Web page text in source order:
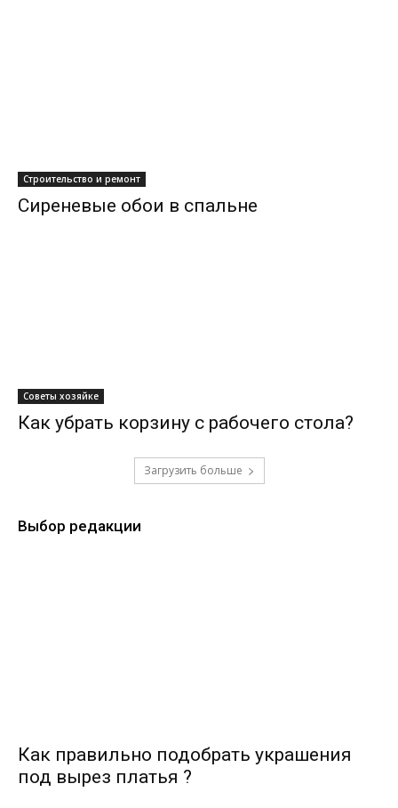
Строительство и ремонт
Сиреневые обои в спальне
Советы хозяйке
Как убрать корзину с рабочего стола?
Загрузить больше
Выбор редакции
Как правильно подобрать украшения
под вырез платья ?